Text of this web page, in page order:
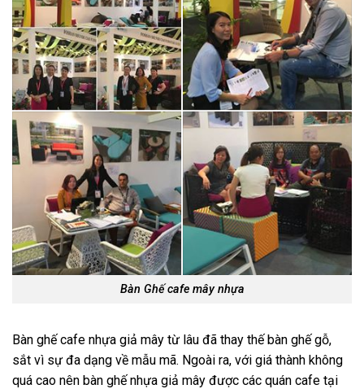
Bàn Ghế cafe mây nhựa
Bàn ghế cafe nhựa giả mây từ lâu đã thay thế bàn ghế gỗ,
sắt vì sự đa dạng về mẫu mã. Ngoài ra, với giá thành không
quá cao nên bàn ghế nhựa giả mây được các quán cafe tại